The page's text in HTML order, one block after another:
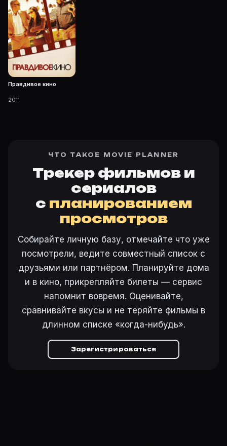
Правдивое кино
2011
ЧТО ТАКОЕ MOVIE PLANNER
Трекер фильмов и
сериалов
с планированием
просмотров
Собирайте личную базу, отмечайте что уже
посмотрели, ведите совместный список с
друзьями или партнёром. Планируйте дома
и в кино, прикрепляйте билеты — сервис
напомнит вовремя. Оценивайте,
сравнивайте вкусы и не теряйте фильмы в
длинном списке «когда-нибудь».
Зарегистрироваться